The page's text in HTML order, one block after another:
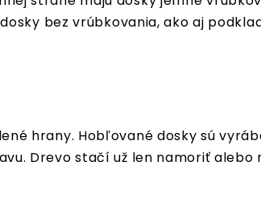
bez vrúbkovania, ako aj
hrany. Hobľované dosky sú
Drevo stačí už len namoriť